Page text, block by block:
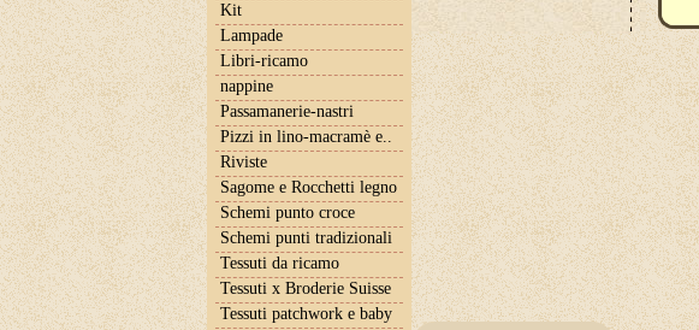
Kit
Lampade
Libri-ricamo
nappine
Passamanerie-nastri
Pizzi in lino-macramè e..
Riviste
Sagome e Rocchetti legno
Schemi punto croce
Schemi punti tradizionali
Tessuti da ricamo
Tessuti x Broderie Suisse
Tessuti patchwork e baby